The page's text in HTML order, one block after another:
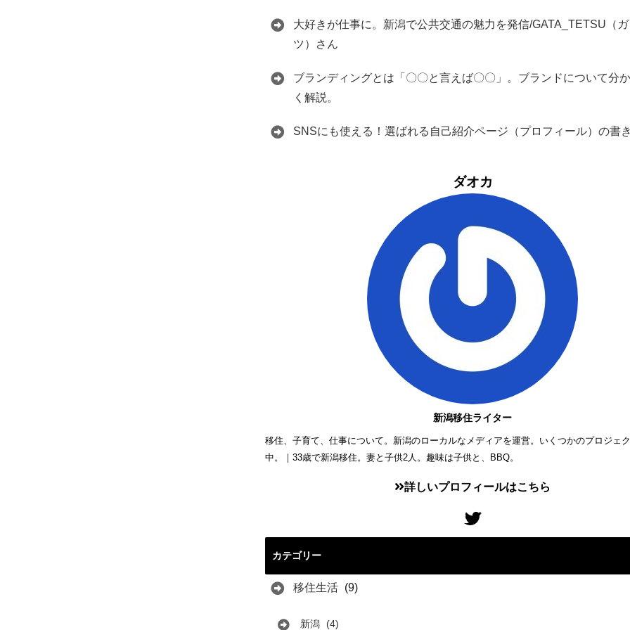
大好きが仕事に。新潟で公共交通の魅力を発信/GATA_TETSU（
ツ）さん
ブランディングとは「〇〇と言えば〇〇」。ブランドについて分
く解説。
SNSにも使える！選ばれる自己紹介ページ（プロフィール）の書
ダオカ
新潟移住ライター
移住、子育て、仕事について。新潟のローカルなメディアを運営。いくつかのプロジェ
中。｜33歳で新潟移住。妻と子供2人。趣味は子供と、BBQ。
詳しいプロフィールはこちら
カテゴリー
移住生活 (9)
新潟 (4)